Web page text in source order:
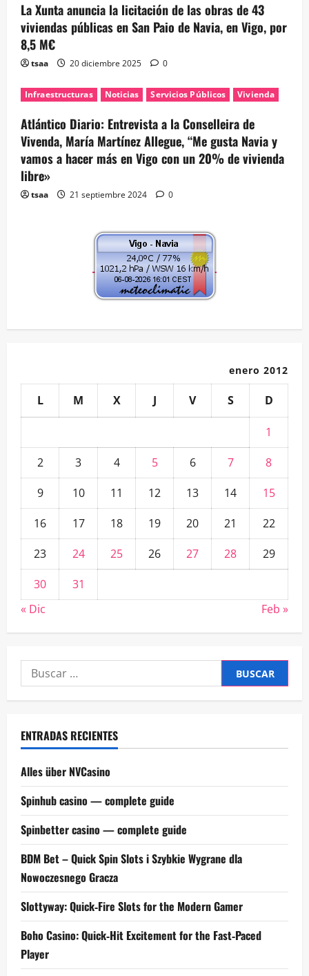
La Xunta anuncia la licitación de las obras de 43
viviendas públicas en San Paio de Navia, en Vigo, por
8,5 M€
tsaa 20 diciembre 2025 0
Infraestructuras Noticias Servicios Públicos Vivienda
Atlántico Diario: Entrevista a la Conselleira de
Vivenda, María Martínez Allegue, “Me gusta Navia y
vamos a hacer más en Vigo con un 20% de vivienda
libre»
tsaa 21 septiembre 2024 0
enero 2012
L M X J V S D
1
2
3 4 5 6 7
8
9
10 11 12 13 14
15
16
17 18 19 20 21
22
23
24 25 26 27 28
29
30
31
« Dic
Feb »
Buscar:
ENTRADAS RECIENTES
Alles über NVCasino
Spinhub casino — complete guide
Spinbetter casino — complete guide
BDM Bet – Quick Spin Slots i Szybkie Wygrane dla
Nowoczesnego Gracza
Slottyway: Quick‑Fire Slots for the Modern Gamer
Boho Casino: Quick‑Hit Excitement for the Fast‑Paced
Player